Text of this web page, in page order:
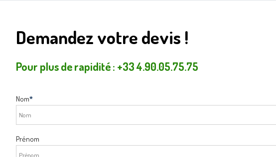
Demandez votre devis !
Pour plus de rapidité : +33 4.90.05.75.75
Nom*
Prénom